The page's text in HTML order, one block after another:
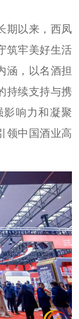
期以来，西凤
筑牢美好生活
涵，以名酒担
持续支持与携
响力和凝聚
领中国酒业高